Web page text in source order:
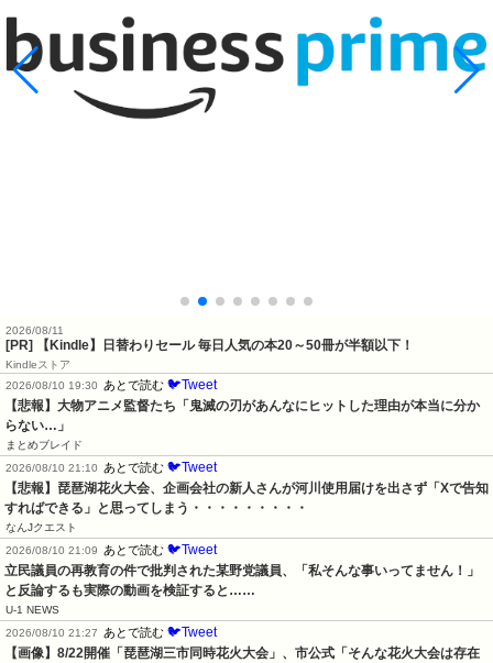
2026/08/11
[PR] 【Kindle】日替わりセール 毎日人気の本20～50冊が半額以下！
Kindleストア
2026/08/10 19:30 あとで読む 🐦Tweet
【悲報】大物アニメ監督たち「鬼滅の刃があんなにヒットした理由が本当に分か
らない…」
まとめブレイド
2026/08/10 21:10 あとで読む 🐦Tweet
【悲報】琵琶湖花火大会、企画会社の新人さんが河川使用届けを出さず「Xで告知
すればできる」と思ってしまう・・・・・・・・・
なんJクエスト
2026/08/10 21:09 あとで読む 🐦Tweet
立民議員の再教育の件で批判された某野党議員、「私そんな事いってません！」
と反論するも実際の動画を検証すると……
U-1 NEWS
2026/08/10 21:27 あとで読む 🐦Tweet
【画像】8/22開催「琵琶湖三市同時花火大会」、市公式「そんな花火大会は存在